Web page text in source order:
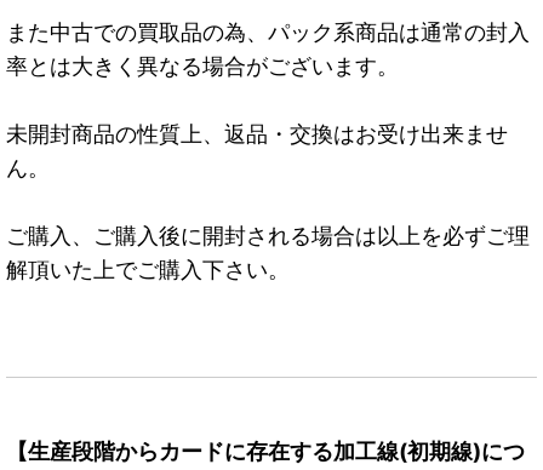
また中古での買取品の為、パック系商品は通常の封入
率とは大きく異なる場合がございます。
未開封商品の性質上、返品・交換はお受け出来ませ
ん。
ご購入、ご購入後に開封される場合は以上を必ずご理
解頂いた上でご購入下さい。
【生産段階からカードに存在する加工線(初期線)につ